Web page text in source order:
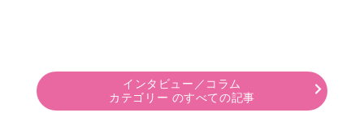
インタビュー／コラム
カテゴリー のすべての記事